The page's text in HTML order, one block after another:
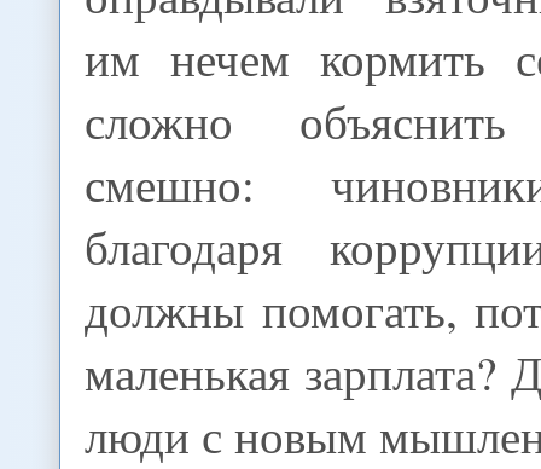
им нечем кормить
сложно
смешно:
благодаря
должны помогать,
маленькая
люди с новым